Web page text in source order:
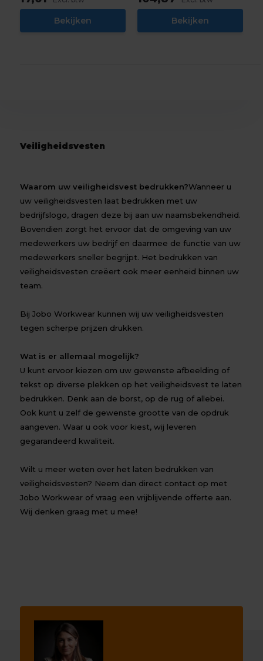
Bekijken Bekijken
Veiligheidsvesten
Waarom uw veiligheidsvest bedrukken?Wanneer u
uw veiligheidsvesten laat bedrukken met uw
bedrijfslogo, dragen deze bij aan uw naamsbekendheid.
Bovendien zorgt het ervoor dat de omgeving van uw
medewerkers uw bedrijf en daarmee de functie van uw
medewerkers sneller begrijpt. Het bedrukken van
veiligheidsvesten creëert ook meer eenheid binnen uw
team.
Bij Jobo Workwear kunnen wij uw veiligheidsvesten
tegen scherpe prijzen drukken.
Wat is er allemaal mogelijk?
U kunt ervoor kiezen om uw gewenste afbeelding of
tekst op diverse plekken op het veiligheidsvest te laten
bedrukken. Denk aan de borst, op de rug of allebei.
Ook kunt u zelf de gewenste grootte van de opdruk
aangeven. Waar u ook voor kiest, wij leveren
gegarandeerd kwaliteit.
Wilt u meer weten over het laten bedrukken van
veiligheidsvesten? Neem dan direct contact op met
Jobo Workwear of vraag een vrijblijvende offerte aan.
Wij denken graag met u mee!